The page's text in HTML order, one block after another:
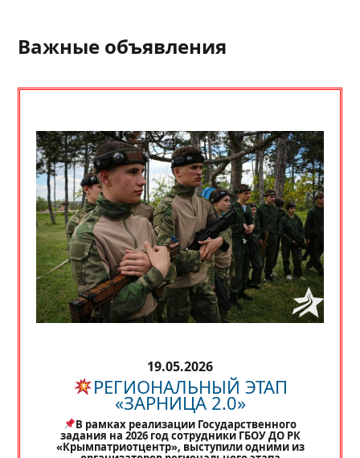
Важные объявления
19.05.2026
РЕГИОНАЛЬНЫЙ ЭТАП
«ЗАРНИЦА 2.0»
В рамках реализации Государственного
задания на 2026 год сотрудники ГБОУ ДО РК
«Крымпатриотцентр», выступили одними из